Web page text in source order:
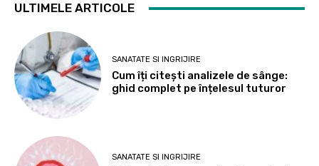
ULTIMELE ARTICOLE
SANATATE SI INGRIJIRE
Cum îți citești analizele de sânge:
ghid complet pe înțelesul tuturor
SANATATE SI INGRIJIRE